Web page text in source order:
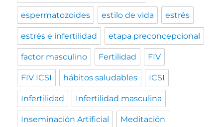
espermatozoides estilo de vida estrés
estrés e infertilidad etapa preconcepcional
factor masculino Fertilidad FIV
FIV ICSI hábitos saludables ICSI
Infertilidad Infertilidad masculina
Inseminación Artificial Meditación